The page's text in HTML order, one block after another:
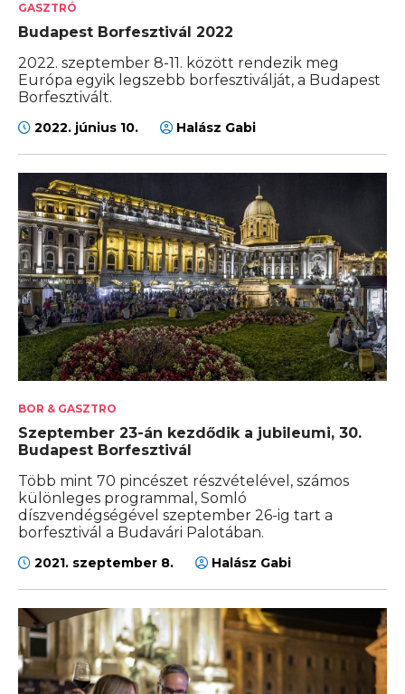
GASZTRÓ
Budapest Borfesztivál 2022
2022. szeptember 8-11. között rendezik meg
Európa egyik legszebb borfesztiválját, a Budapest
Borfesztivált.
2022. június 10. Halász Gabi
BOR & GASZTRO
Szeptember 23-án kezdődik a jubileumi, 30.
Budapest Borfesztivál
Több mint 70 pincészet részvételével, számos
különleges programmal, Somló
díszvendégségével szeptember 26-ig tart a
borfesztivál a Budavári Palotában.
2021. szeptember 8. Halász Gabi